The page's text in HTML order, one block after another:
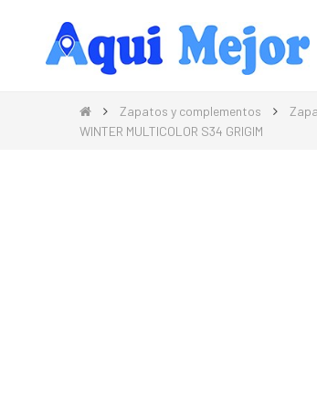
Compra Moda,
Zapatos y complementos
WINTER MULTICOLOR S34 GRIGIM